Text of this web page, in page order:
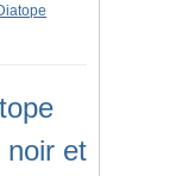
noir et